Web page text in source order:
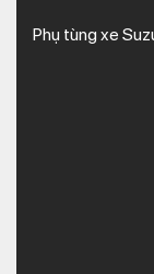
Phụ tùng xe